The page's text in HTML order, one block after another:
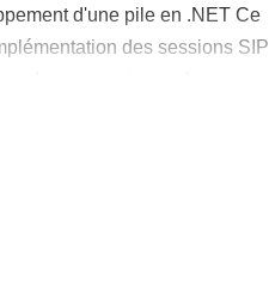
d'une pile en .NET Ce
des sessions SIP
à une application
une session multimedia. Le
Studio. Ce module